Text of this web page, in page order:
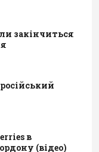
закінчиться
в
(відео)